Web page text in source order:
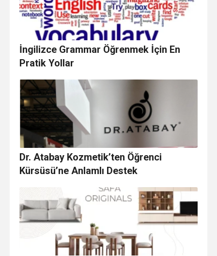
İngilizce Grammar Öğrenmek İçin En
Pratik Yollar
Dr. Atabay Kozmetik’ten Öğrenci
Kürsüsü’ne Anlamlı Destek